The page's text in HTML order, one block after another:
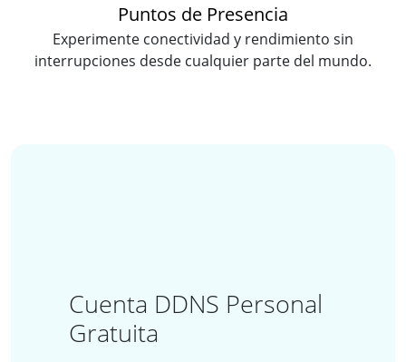
Puntos de Presencia
Experimente conectividad y rendimiento sin
interrupciones desde cualquier parte del mundo.
Cuenta DDNS Personal
Gratuita